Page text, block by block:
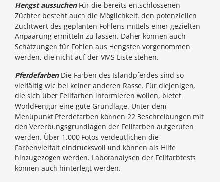
Hengst aussuchenFür die bereits entschlossenen
Züchter besteht auch die Möglichkeit, den potenziellen
Zuchtwert des geplanten Fohlens mittels einer gezielten
Anpaarung ermitteln zu lassen. Daher können auch
Schätzungen für Fohlen aus Hengsten vorgenommen
werden, die nicht auf der VMS Liste stehen.
PferdefarbenDie Farben des Islandpferdes sind so
vielfältig wie bei keiner anderen Rasse. Für diejenigen,
die sich über Fellfarben informieren wollen, bietet
WorldFengur eine gute Grundlage. Unter dem
Menüpunkt Pferdefarben können 22 Beschreibungen mit
den Vererbungsgrundlagen der Fellfarben aufgerufen
werden. Über 1.000 Fotos verdeutlichen die
Farbenvielfalt eindrucksvoll und können als Hilfe
hinzugezogen werden. Laboranalysen der Fellfarbtests
können auch hinterlegt werden.